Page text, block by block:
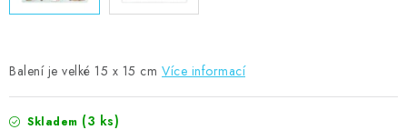
Balení je velké 15 x 15 cm Více informací
Skladem (3 ks)